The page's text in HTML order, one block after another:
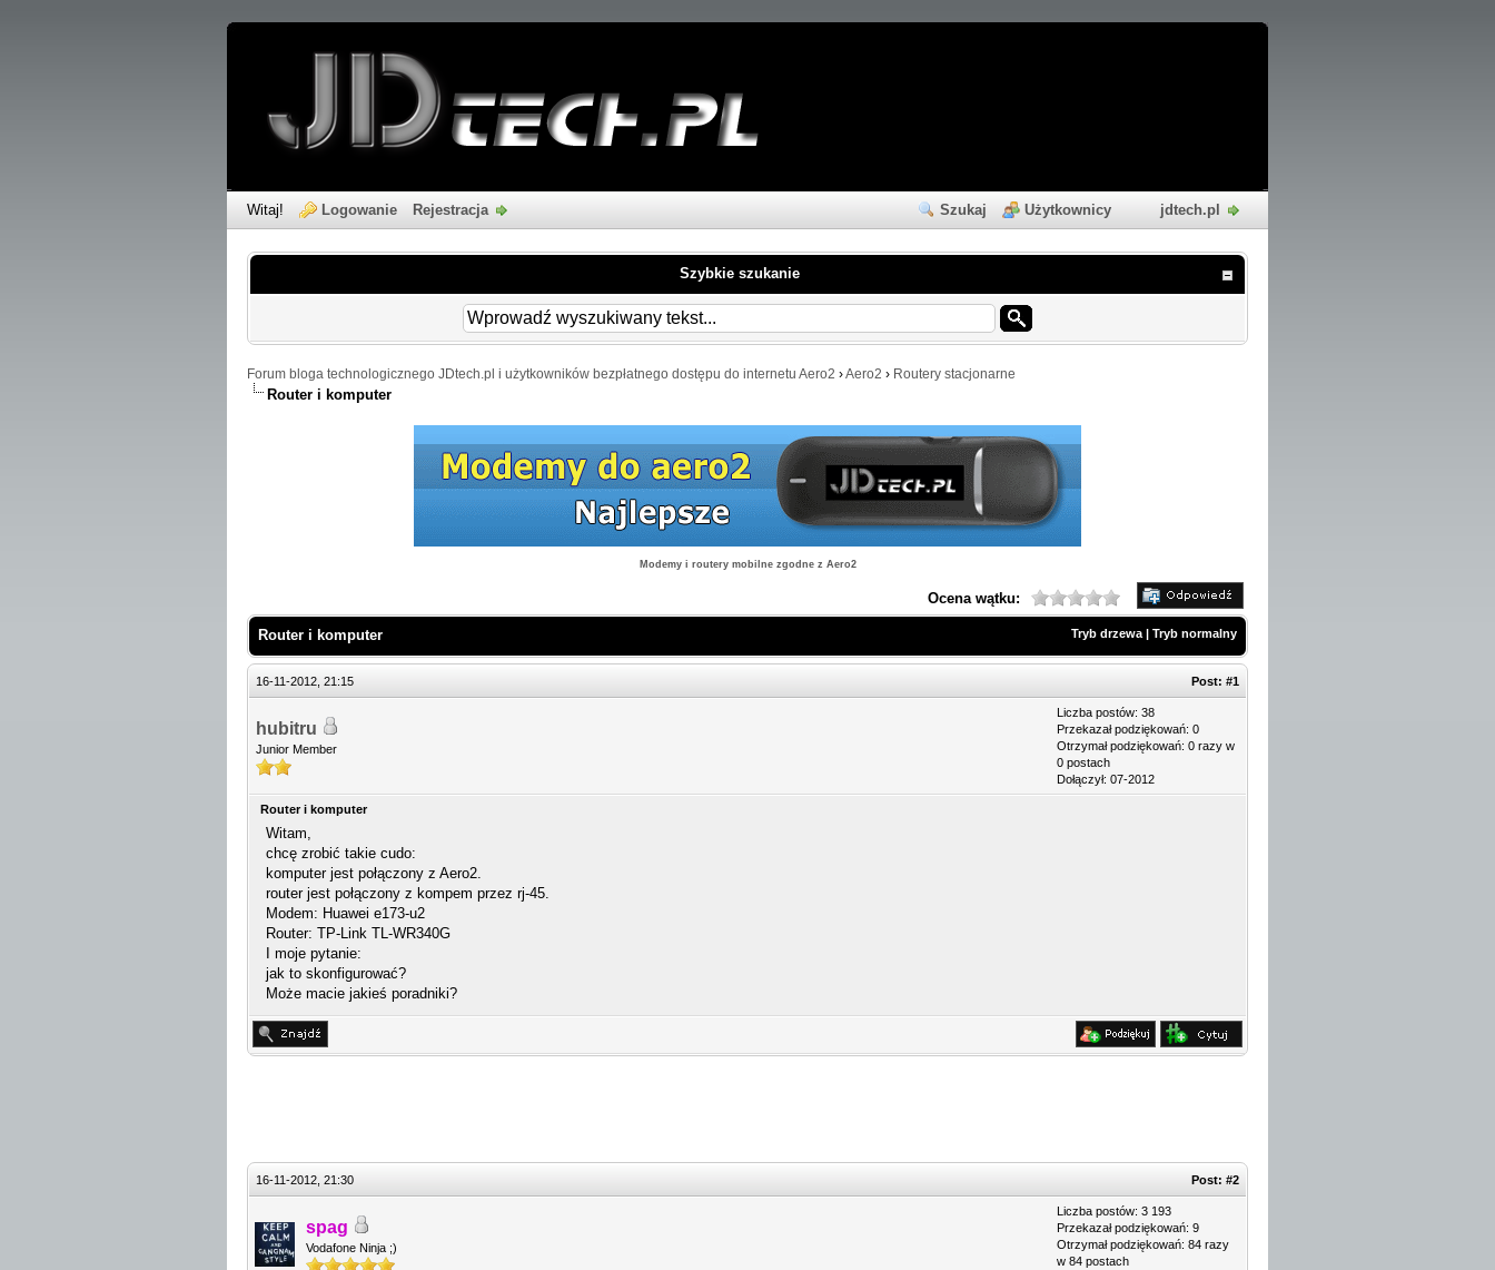
Szukaj Użytkownicy jdtech.pl
Witaj! Logowanie Rejestracja
Szybkie szukanie
Forum bloga technologicznego JDtech.pl i użytkowników bezpłatnego dostępu do internetu Aero2 ›Aero2 › Routery stacjonarne
Router i komputer
Modemy i routery mobilne zgodne z Aero2
Ocena wątku:
Tryb drzewa | Tryb normalny
Router i komputer
16-11-2012, 21:15 Post: #1
hubitru
Junior Member
Liczba postów: 38
Przekazał podziękowań: 0
Otrzymał podziękowań: 0 razy w
0 postach
Dołączył: 07-2012
Router i komputer
Witam,
chcę zrobić takie cudo:
komputer jest połączony z Aero2.
router jest połączony z kompem przez rj-45.
Modem: Huawei e173-u2
Router: TP-Link TL-WR340G
I moje pytanie:
jak to skonfigurować?
Może macie jakieś poradniki?
16-11-2012, 21:30 Post: #2
spag
Vodafone Ninja ;)
Liczba postów: 3 193
Przekazał podziękowań: 9
Otrzymał podziękowań: 84 razy
w 84 postach